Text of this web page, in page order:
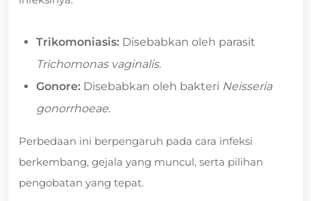
Trikomoniasis: Disebabkan oleh parasit
Trichomonas vaginalis.
Gonore: Disebabkan oleh bakteri Neisseria
gonorrhoeae.
Perbedaan ini berpengaruh pada cara infeksi
berkembang, gejala yang muncul, serta pilihan
pengobatan yang tepat.